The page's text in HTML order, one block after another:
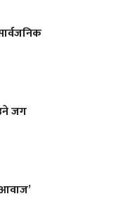
जग